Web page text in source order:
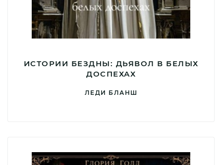
ИСТОРИИ БЕЗДНЫ: ДЬЯВОЛ В БЕЛЫХ
ДОСПЕХАХ
ЛЕДИ БЛАНШ